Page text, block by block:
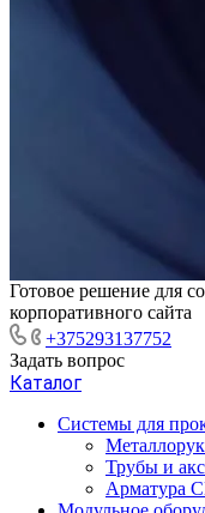
Готовое решение для
корпоративного сайта
+375293137752
Задать вопрос
Каталог
Системы для
Трубы и
Арматура